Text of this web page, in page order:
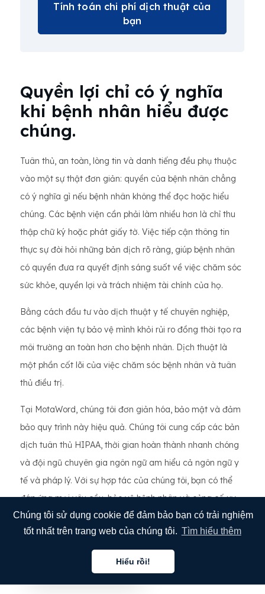
Chúng tôi sử dụng cookie để đảm bảo bạn có trải nghiệm
tốt nhất trên trang web của chúng tôi. Tìm hiểu thêm
Hiểu rồi!
Tính toán chi phí dịch thuật của
bạn
Quyền lợi chỉ có ý nghĩa
khi bệnh nhân hiểu được
chúng.
Tuân thủ, an toàn, lòng tin và danh tiếng đều phụ thuộc
vào một sự thật đơn giản: quyền của bệnh nhân chẳng
có ý nghĩa gì nếu bệnh nhân không thể đọc hoặc hiểu
chúng. Các bệnh viện cần phải làm nhiều hơn là chỉ thu
thập chữ ký hoặc phát giấy tờ. Việc tiếp cận thông tin
thực sự đòi hỏi những bản dịch rõ ràng, giúp bệnh nhân
có quyền đưa ra quyết định sáng suốt về việc chăm sóc
sức khỏe, quyền lợi và trách nhiệm tài chính của họ.
Bằng cách đầu tư vào dịch thuật y tế chuyên nghiệp,
các bệnh viện tự bảo vệ mình khỏi rủi ro đồng thời tạo ra
môi trường an toàn hơn cho bệnh nhân. Dịch thuật là
một phần cốt lõi của việc chăm sóc bệnh nhân và tuân
thủ điều trị.
Tại MotaWord, chúng tôi đơn giản hóa, bảo mật và đảm
bảo quy trình này hiệu quả. Chúng tôi cung cấp các bản
dịch tuân thủ HIPAA, thời gian hoàn thành nhanh chóng
và đội ngũ chuyên gia ngôn ngữ am hiểu cả ngôn ngữ y
tế và pháp lý. Với sự hợp tác của chúng tôi, bạn có thể
đáp ứng mọi yêu cầu, bảo vệ bệnh nhân và củng cố uy
tín của mình trong cộng đồng.
chỉ có ý nghĩa khi bệnh nhân hiểu được chúng. Bạn đã
Tiếng việt